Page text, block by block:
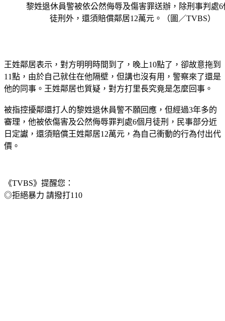
黎姓退休員警被依公然侮辱及傷害罪送辦，除刑事判處6
徒刑外，還須賠償鄰居12萬元。（圖／TVBS）
王姓鄰居表示，對方明明時間到了，晚上10點了，卻故意拖到
11點，由於自己就住在他隔壁，但講也沒有用，警察來了還是
他的同事。王姓鄰居也質疑，對方打里長究竟是怎麼回事。
被指控擾鄰還打人的黎姓退休員警不願回應，但經過3年多的
審理，他被依傷害及公然侮辱罪判處6個月徒刑，民事部分近
日定讞，還須賠償王姓鄰居12萬元，為自己衝動的行為付出代
價。
《TVBS》提醒您：
◎拒絕暴力 請撥打110